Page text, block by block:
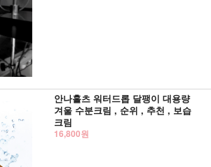
안나홀츠 워터드롭 달팽이 대용량
겨울 수분크림 , 순위 , 추천 , 보습
크림
16,800원